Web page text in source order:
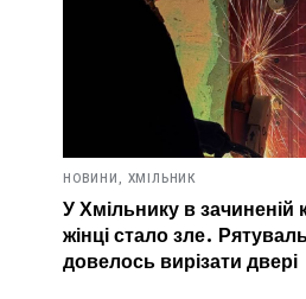
НОВИНИ, ХМІЛЬНИК
У Хмільнику в зачиненій
жінці стало зле.
довелось вирізати двері